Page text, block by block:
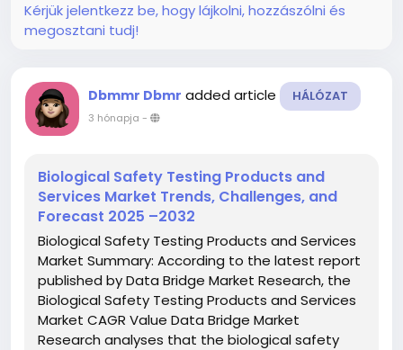
Kérjük jelentkezz be, hogy lájkolni, hozzászólni és
megosztani tudj!
Dbmmr Dbmr added article HÁLÓZAT
3 hónapja -
Biological Safety Testing Products and
Services Market Trends, Challenges, and
Forecast 2025 –2032
Biological Safety Testing Products and Services
Market Summary: According to the latest report
published by Data Bridge Market Research, the
Biological Safety Testing Products and Services
Market CAGR Value Data Bridge Market
Research analyses that the biological safety